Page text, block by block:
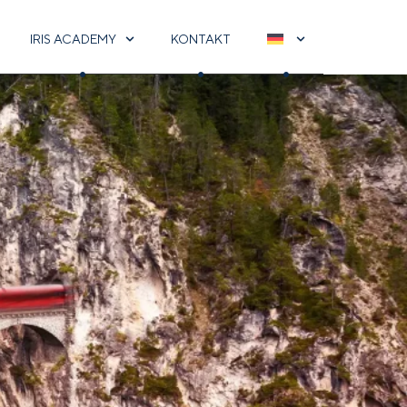
IRIS ACADEMY KONTAKT